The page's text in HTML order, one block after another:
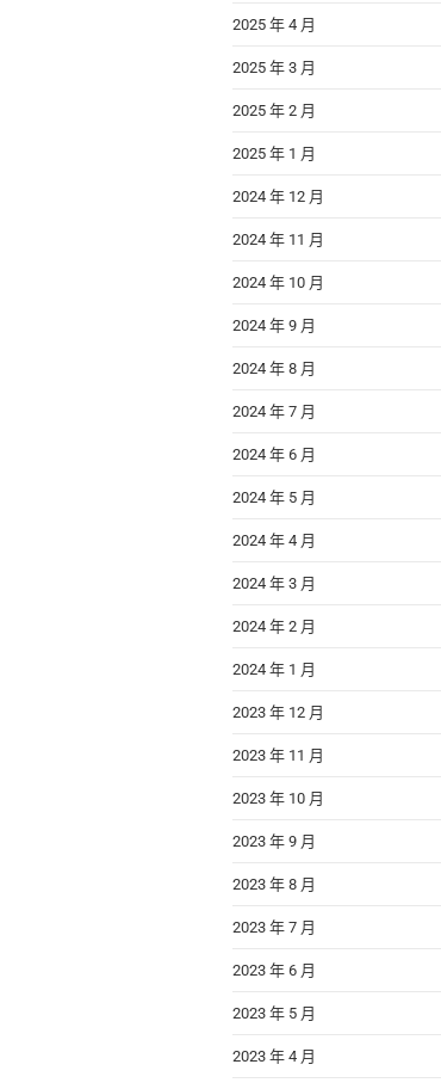
2025 年 4 月
2025 年 3 月
2025 年 2 月
2025 年 1 月
2024 年 12 月
2024 年 11 月
2024 年 10 月
2024 年 9 月
2024 年 8 月
2024 年 7 月
2024 年 6 月
2024 年 5 月
2024 年 4 月
2024 年 3 月
2024 年 2 月
2024 年 1 月
2023 年 12 月
2023 年 11 月
2023 年 10 月
2023 年 9 月
2023 年 8 月
2023 年 7 月
2023 年 6 月
2023 年 5 月
2023 年 4 月